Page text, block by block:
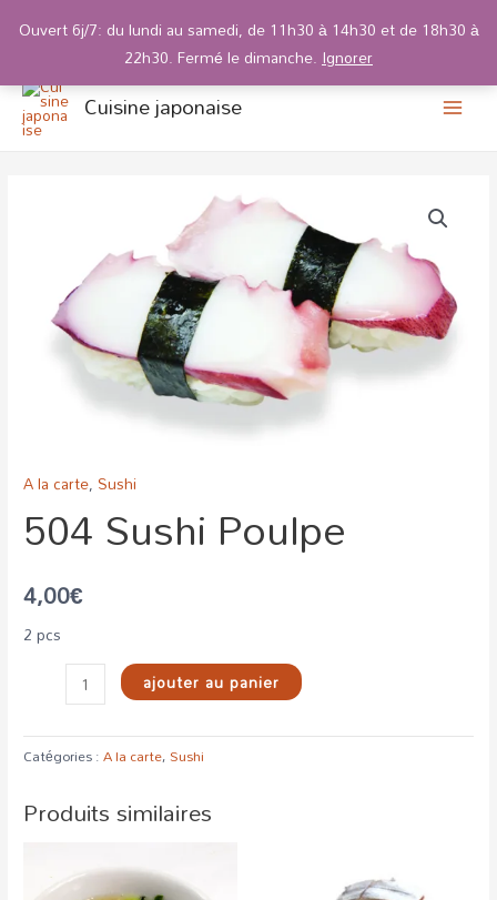
contenu
Cuisine japonaise
main
A la carte, Sushi
504 Sushi Poulpe
4,00€
2 pcs
Poulpe
ajouter au panier
Catégories :A la carte,Sushi
Produits similaires
Ouvert 6j/7: du lundi au samedi, de 11h30 à 14h30 et de 18h30 à
22h30. Fermé le dimanche.Ignorer